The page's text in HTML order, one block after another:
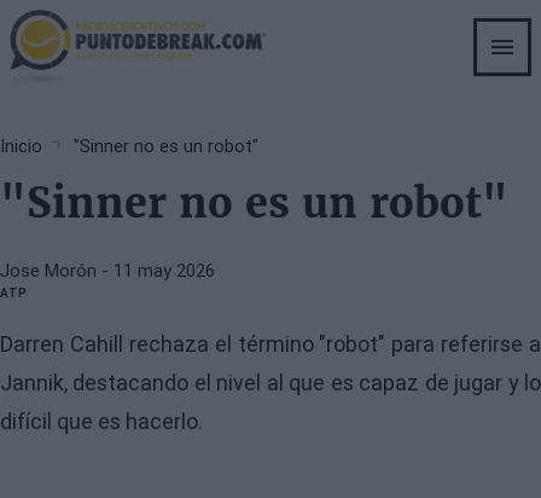
Skip
to
main
Breadcrumb
Inicio "Sinner no es un robot"
"Sinner no es un robot"
Jose Morón - 11 may 2026
ATP
Darren Cahill rechaza el término "robot" para referirse a
Jannik, destacando el nivel al que es capaz de jugar y lo
difícil que es hacerlo.